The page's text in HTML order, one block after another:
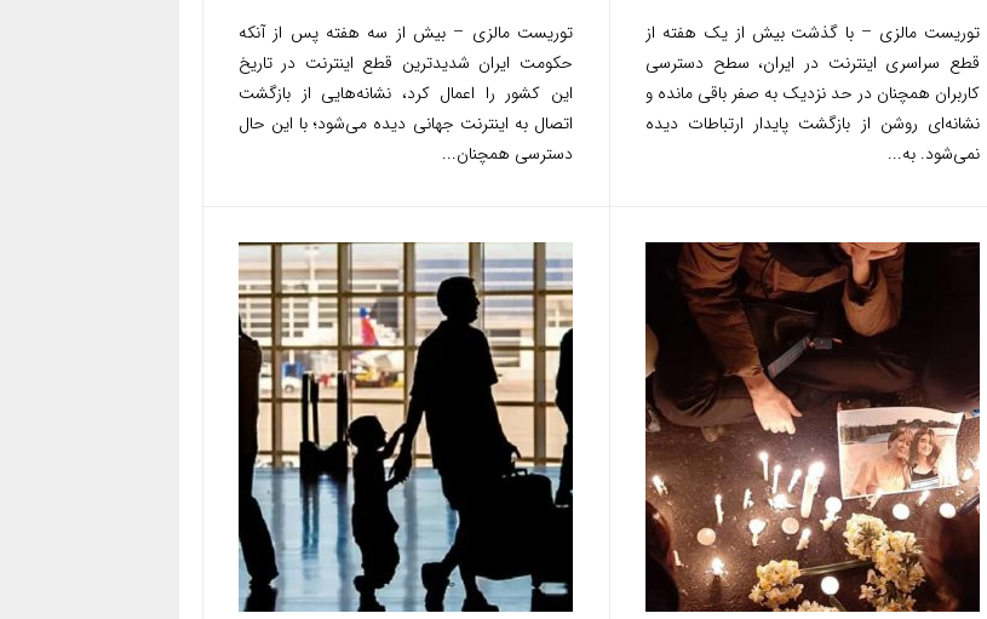
توریست مالزی – بیش از سه هفته پس از آنکه
حکومت ایران شدیدترین قطع اینترنت در تاریخ
این کشور را اعمال کرد، نشانه‌هایی از بازگشت
اتصال به اینترنت جهانی دیده می‌شود؛ با این حال
دسترسی همچنان...
توریست مالزی – با گذشت بیش از یک هفته از
قطع سراسری اینترنت در ایران، سطح دسترسی
کاربران همچنان در حد نزدیک به صفر باقی مانده و
نشانه‌ای روشن از بازگشت پایدار ارتباطات دیده
نمی‌شود. به...